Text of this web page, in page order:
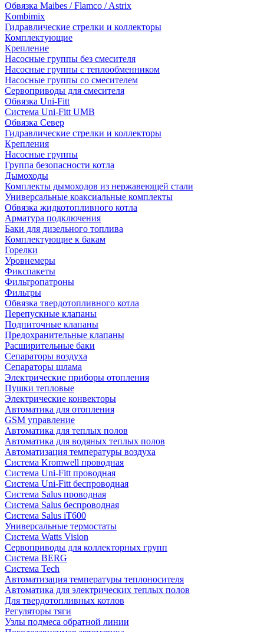
Обвязка Maibes / Flamco / Astrix
Kombimix
Гидравлические стрелки и коллекторы
Комплектующие
Крепление
Насосные группы без смесителя
Насосные группы с теплообменником
Насосные группы со смесителем
Сервоприводы для смесителя
Обвязка Uni-Fitt
Система Uni-Fitt UMB
Обвязка Север
Гидравлические стрелки и коллекторы
Крепления
Насосные группы
Группа безопасности котла
Дымоходы
Комплекты дымоходов из нержавеющей стали
Универсальные коаксиальные комплекты
Обвязка жидкотопливного котла
Арматура подключения
Баки для дизельного топлива
Комплектующие к бакам
Горелки
Уровнемеры
Фикспакеты
Фильтропатроны
Фильтры
Обвязка твердотопливного котла
Перепускные клапаны
Подпиточные клапаны
Предохранительные клапаны
Расширительные баки
Сепараторы воздуха
Сепараторы шлама
Электрические приборы отопления
Пушки тепловые
Электрические конвекторы
Автоматика для отопления
GSM управление
Автоматика для теплых полов
Автоматика для водяных теплых полов
Автоматизация температуры воздуха
Система Kromwell проводная
Система Uni-Fitt проводная
Система Uni-Fitt беспроводная
Система Salus проводная
Система Salus беспроводная
Система Salus iT600
Универсальные термостаты
Система Watts Vision
Сервоприводы для коллекторных групп
Система BERG
Система Tech
Автоматизация температуры теплоносителя
Автоматика для электрических теплых полов
Для твердотопливных котлов
Регуляторы тяги
Узлы подмеса обратной линии